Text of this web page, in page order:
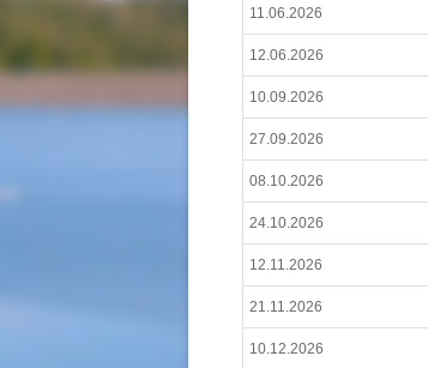
11.06.2026
12.06.2026
10.09.2026
27.09.2026
08.10.2026
24.10.2026
12.11.2026
21.11.2026
10.12.2026